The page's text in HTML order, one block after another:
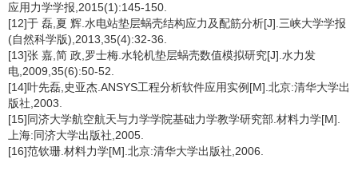
应用力学学报,2015(1):145-150.
[12]于 磊,夏 辉.水电站垫层蜗壳结构应力及配筋分析[J].三峡大学学报
(自然科学版),2013,35(4):32-36.
[13]张 嘉,简 政,罗士梅.水轮机垫层蜗壳数值模拟研究[J].水力发
电,2009,35(6):50-52.
[14]叶先磊,史亚杰.ANSYS工程分析软件应用实例[M].北京:清华大学出
版社,2003.
[15]同济大学航空航天与力学学院基础力学教学研究部.材料力学[M].
上海:同济大学出版社,2005.
[16]范钦珊.材料力学[M].北京:清华大学出版社,2006.